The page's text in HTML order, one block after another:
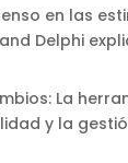
en las
Delphi
La
y la